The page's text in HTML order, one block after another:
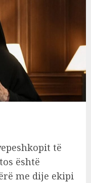
të
është
me dije ekipi